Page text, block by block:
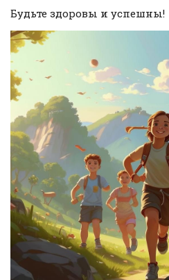
Будьте здоровы и успешны!